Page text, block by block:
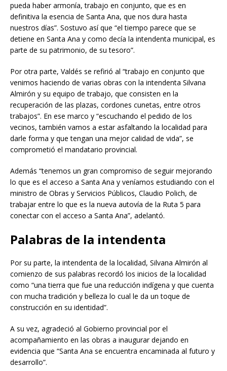
pueda haber armonía, trabajo en conjunto, que es en
definitiva la esencia de Santa Ana, que nos dura hasta
nuestros días”. Sostuvo así que “el tiempo parece que se
detiene en Santa Ana y como decía la intendenta municipal, es
parte de su patrimonio, de su tesoro”.
Por otra parte, Valdés se refirió al “trabajo en conjunto que
venimos haciendo de varias obras con la intendenta Silvana
Almirón y su equipo de trabajo, que consisten en la
recuperación de las plazas, cordones cunetas, entre otros
trabajos”. En ese marco y “escuchando el pedido de los
vecinos, también vamos a estar asfaltando la localidad para
darle forma y que tengan una mejor calidad de vida”, se
comprometió el mandatario provincial.
Además “tenemos un gran compromiso de seguir mejorando
lo que es el acceso a Santa Ana y veníamos estudiando con el
ministro de Obras y Servicios Públicos, Claudio Polich, de
trabajar entre lo que es la nueva autovía de la Ruta 5 para
conectar con el acceso a Santa Ana”, adelantó.
Palabras de la intendenta
Por su parte, la intendenta de la localidad, Silvana Almirón al
comienzo de sus palabras recordó los inicios de la localidad
como “una tierra que fue una reducción indígena y que cuenta
con mucha tradición y belleza lo cual le da un toque de
construcción en su identidad”.
A su vez, agradeció al Gobierno provincial por el
acompañamiento en las obras a inaugurar dejando en
evidencia que “Santa Ana se encuentra encaminada al futuro y
desarrollo”.